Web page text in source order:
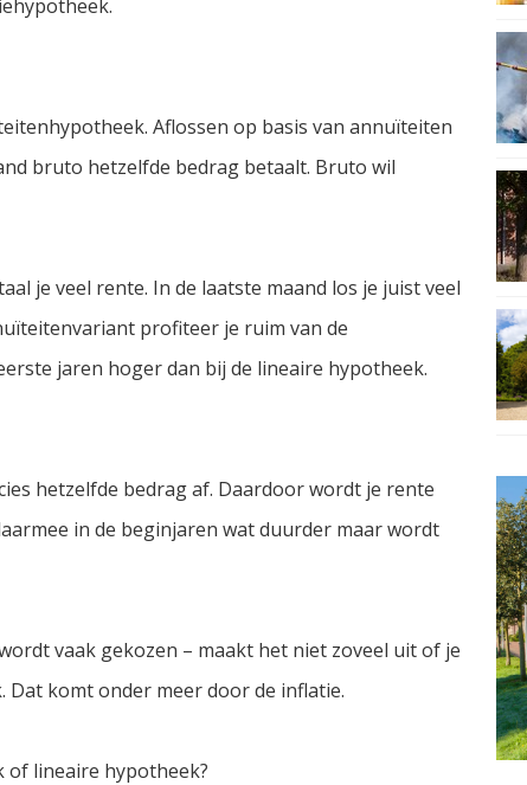
Aflossen op basis van annuïteiten
bruto hetzelfde bedrag betaalt. Bruto wil
je veel rente. In de laatste maand los je juist veel
profiteer je ruim van de
jaren hoger dan bij de lineaire hypotheek.
hetzelfde bedrag af. Daardoor wordt je rente
in de beginjaren wat duurder maar wordt
vaak gekozen – maakt het niet zoveel uit of je
komt onder meer door de inflatie.
of lineaire hypotheek?